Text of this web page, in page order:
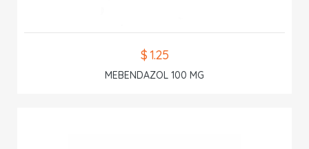
$ 1.25
MEBENDAZOL 100 MG